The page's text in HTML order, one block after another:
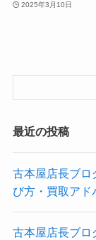
2025年3月10日
最近の投稿
古本屋店長ブロ
び方・買取アド
古本屋店長ブロ